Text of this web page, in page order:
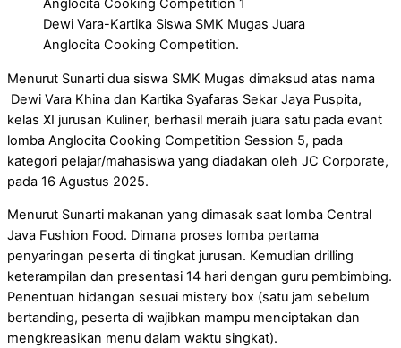
Dewi Vara-Kartika Siswa SMK Mugas Juara
Anglocita Cooking Competition.
Menurut Sunarti dua siswa SMK Mugas dimaksud atas nama
Dewi Vara Khina dan Kartika Syafaras Sekar Jaya Puspita,
kelas XI jurusan Kuliner, berhasil meraih juara satu pada evant
lomba Anglocita Cooking Competition Session 5, pada
kategori pelajar/mahasiswa yang diadakan oleh JC Corporate,
pada 16 Agustus 2025.
Menurut Sunarti makanan yang dimasak saat lomba Central
Java Fushion Food. Dimana proses lomba pertama
penyaringan peserta di tingkat jurusan. Kemudian drilling
keterampilan dan presentasi 14 hari dengan guru pembimbing.
Penentuan hidangan sesuai mistery box (satu jam sebelum
bertanding, peserta di wajibkan mampu menciptakan dan
mengkreasikan menu dalam waktu singkat).